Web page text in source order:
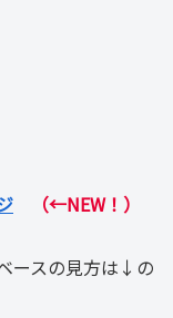
（←NEW！）
ースの見方は↓の